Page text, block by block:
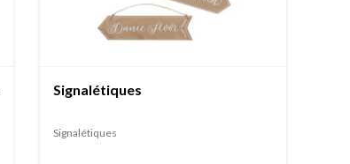
Signalétiques
Signalétiques